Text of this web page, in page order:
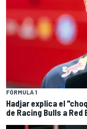
FÓRMULA 1
Hadjar explica el
de Racing Bulls a Red